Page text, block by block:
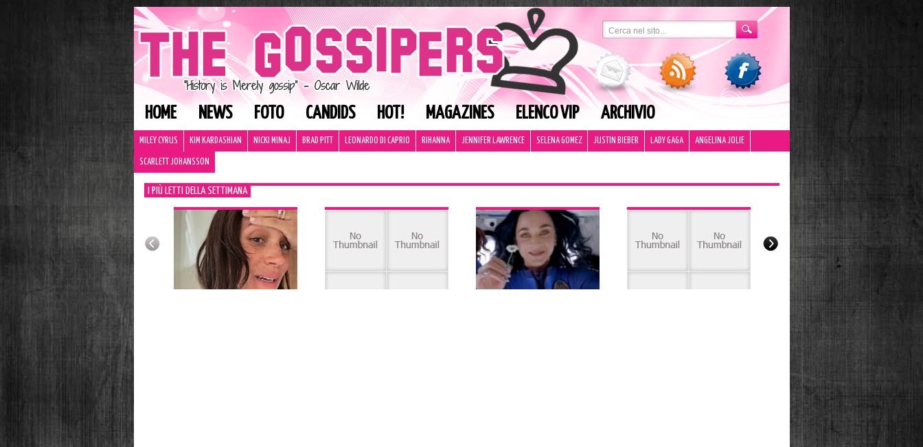
HOME NEWS FOTO CANDIDS HOT! MAGAZINES ELENCO VIP ARCHIVIO
MILEY CYRUS KIM KARDASHIAN NICKI MINAJ BRAD PITT LEONARDO DI CAPRIO RIHANNA JENNIFER LAWRENCE SELENA GOMEZ JUSTIN BIEBER LADY GAGA ANGELINA JOLIE
SCARLETT JOHANSSON
I PIÙ LETTI DELLA SETTIMANA